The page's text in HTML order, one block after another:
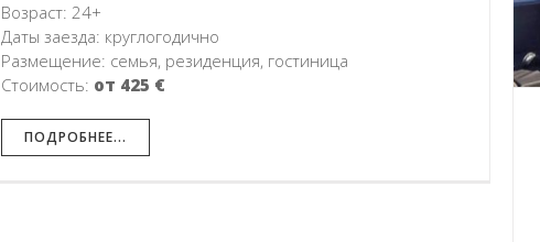
Возраст: 24+
Даты заезда: круглогодично
Размещение: семья, резиденция, гостиница
Стоимость: от 425 €
ПОДРОБНЕЕ...